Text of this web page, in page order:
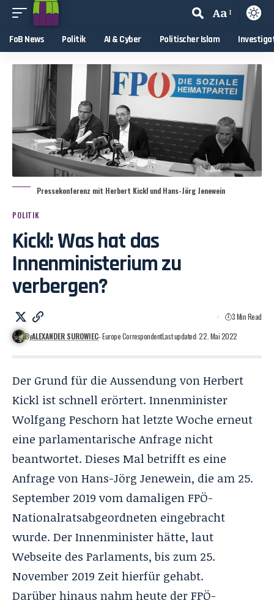
Aa
FoB News Politik AI & Cyber Politischer Islam
Pressekonferenz mit Herbert Kickl und Hans-Jörg Jenewein
POLITIK
Kickl: Was hat das
Innenministerium zu
verbergen?
ByALEXANDER SUROWIEC- Europe CorrespondentLast updated: 22. Mai 2022
3 Min Read
Der Grund für die Aussendung von Herbert
Kickl ist schnell erörtert. Innenminister
Wolfgang Peschorn hat letzte Woche erneut
eine parlamentarische Anfrage nicht
beantwortet. Dieses Mal betrifft es eine
Anfrage von Hans-Jörg Jenewein, die am 25.
September 2019 vom damaligen FPÖ-
Nationalratsabgeordneten eingebracht
wurde. Der Innenminister hätte, laut
Webseite des Parlaments, bis zum 25.
November 2019 Zeit hierfür gehabt.
Darüber hinaus nahm heute der FPÖ-